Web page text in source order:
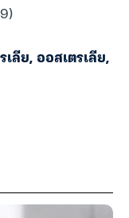
เลีย,ออสเตรเลีย,